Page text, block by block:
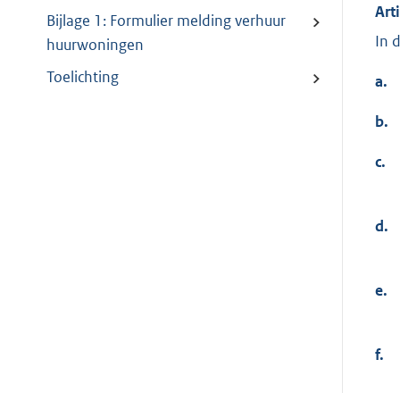
Bijlage 1: Formulier melding verhuur
huurwoningen
Toelichting
In
a.
b.
c.
d.
e.
f.